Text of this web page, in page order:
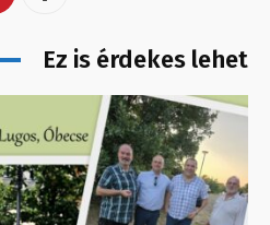
Ez is érdekes lehet